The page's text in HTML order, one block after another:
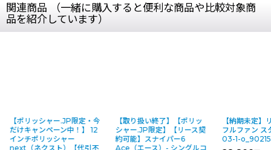
関連商品 （一緒に購入すると便利な商品や比較対象商
品を紹介しています）
不
【取り扱い終了】【ポリッ
シャー.JP限定】【リース契
約可能】スナイパー6
Ace（エース）- シングルコ
【納期未定】リンレイ パワ
フルファン スタンド [1768-
03-1-o_902153
リンレイ
ンディ [